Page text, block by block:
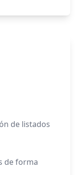
de listados
de forma